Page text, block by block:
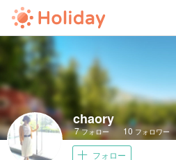
chaory
7フォロー 10フォロワー
フォロー